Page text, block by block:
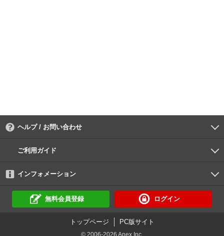
ヘルプ / お問い合わせ
よくあるご質問
ご利用環境
お支払い方法
パスワードの再設定
サポートセンター
ご利用ガイド
初めての方へ
会員登録の手順
作品購入の手順
動画再生の手順
検索のヒント
DUGA Player
インフォメーション
DUGAからのお知らせ
デュガの歴史とあゆみ
利用規約
個人情報保護方針
特定商取引法に基づく表示
資金決済法に基づく表示
倫理基準
サイトマップ無料会員登録 ログイン
トップページ PC版サイト
© 2006-2026 Apex Inc.